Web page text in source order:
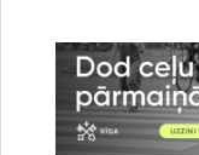
Pašvaldība
vasaras"